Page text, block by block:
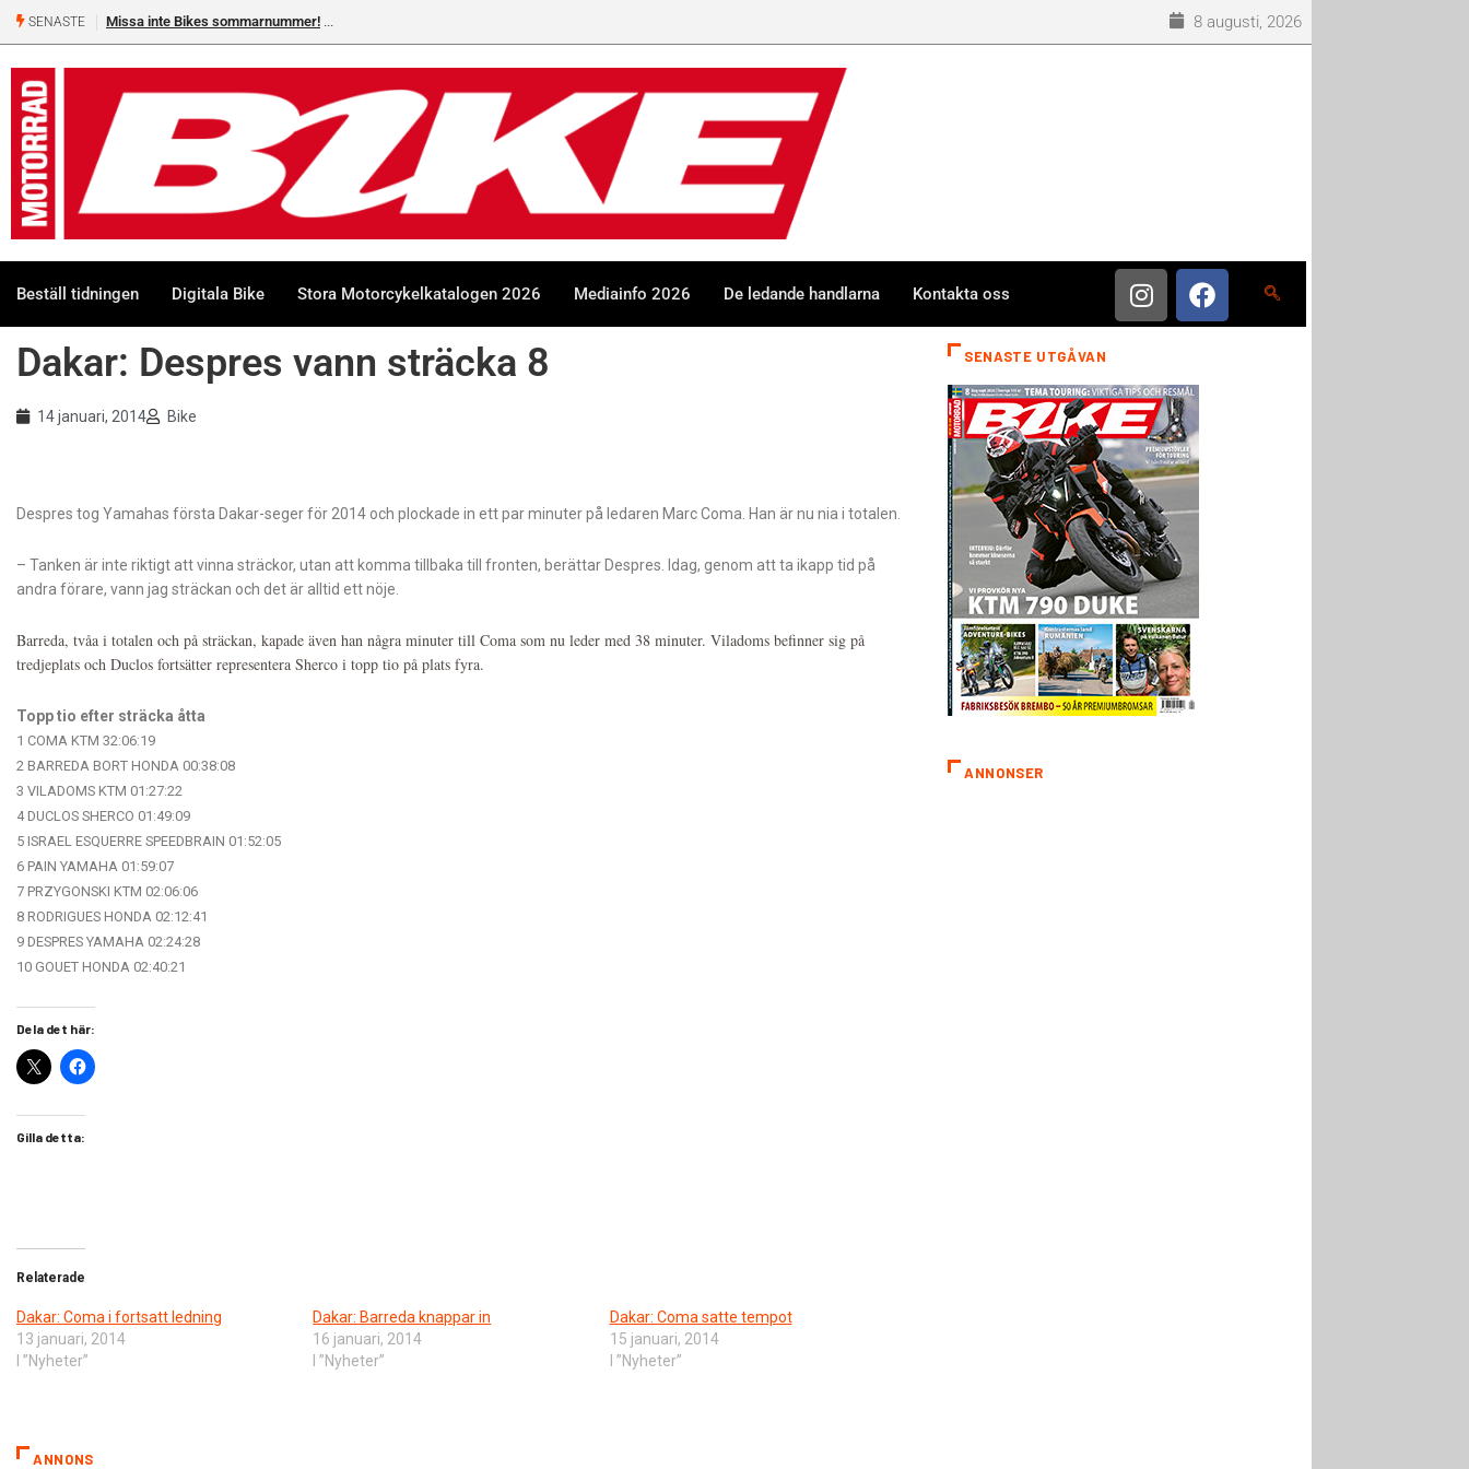
SENASTE Missa inte Bikes sommarnummer! 8 augusti, 2026
Beställ tidningen Digitala Bike Stora Motorcykelkatalogen 2026 Mediainfo 2026 De ledande handlarna Kontakta oss
Dakar: Despres vann sträcka 8
14 januari, 2014 Bike
Despres tog Yamahas första Dakar-seger för 2014 och plockade in ett par minuter på ledaren Marc Coma. Han är nu nia i totalen.
– Tanken är inte riktigt att vinna sträckor, utan att komma tillbaka till fronten, berättar Despres. Idag, genom att ta ikapp tid på
andra förare, vann jag sträckan och det är alltid ett nöje.
Barreda, tvåa i totalen och på sträckan, kapade även han några minuter till Coma som nu leder med 38 minuter. Viladoms befinner sig på
tredjeplats och Duclos fortsätter representera Sherco i topp tio på plats fyra.
Topp tio efter sträcka åtta
1 COMA KTM 32:06:19
2 BARREDA BORT HONDA 00:38:08
3 VILADOMS KTM 01:27:22
4 DUCLOS SHERCO 01:49:09
5 ISRAEL ESQUERRE SPEEDBRAIN 01:52:05
6 PAIN YAMAHA 01:59:07
7 PRZYGONSKI KTM 02:06:06
8 RODRIGUES HONDA 02:12:41
9 DESPRES YAMAHA 02:24:28
10 GOUET HONDA 02:40:21
Dela det här:
Gilla detta:
Relaterade
Dakar: Coma i fortsatt ledning
13 januari, 2014
I ”Nyheter”
Dakar: Barreda knappar in
16 januari, 2014
I ”Nyheter”
Dakar: Coma satte tempot
15 januari, 2014
I ”Nyheter”
ANNONS
SENASTE UTGÅVAN
ANNONSER